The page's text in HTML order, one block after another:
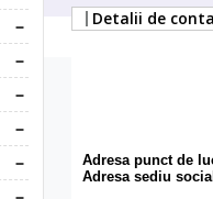
Detalii de
Adresa punct de
Adresa sediu